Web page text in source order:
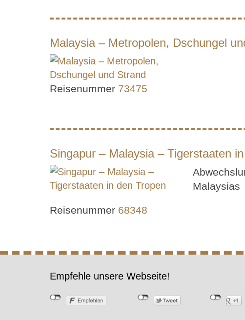
Malaysia – Metropolen, Dschungel
Reisenummer 73475
Singapur – Malaysia – Tigerstaaten
Malaysias
Reisenummer 68348
Empfehle unsere Webseite!